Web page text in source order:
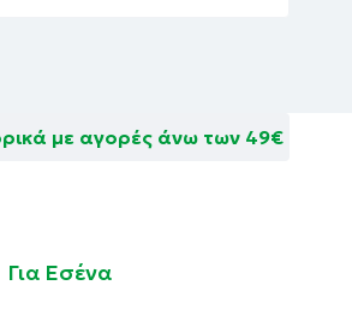
με αγορές άνω των 49€
Για Εσένα